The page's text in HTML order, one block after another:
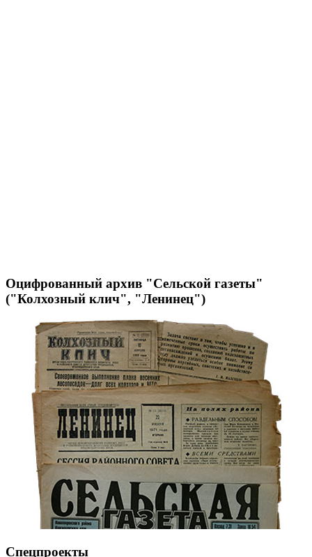
Оцифрованный архив "Сельской газеты"
("Колхозный клич", "Ленинец")
Спецпроекты